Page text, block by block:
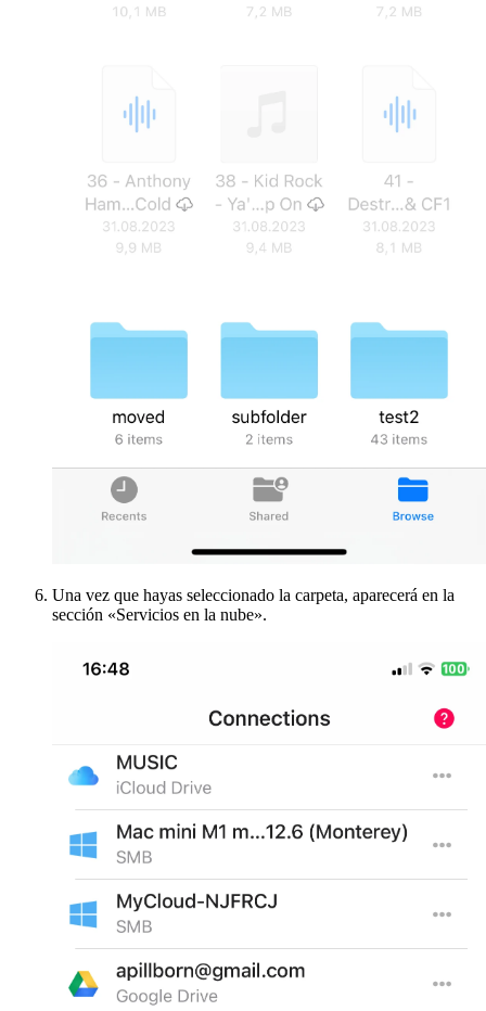
Una vez que hayas seleccionado la carpeta, aparecerá en la
sección «Servicios en la nube».